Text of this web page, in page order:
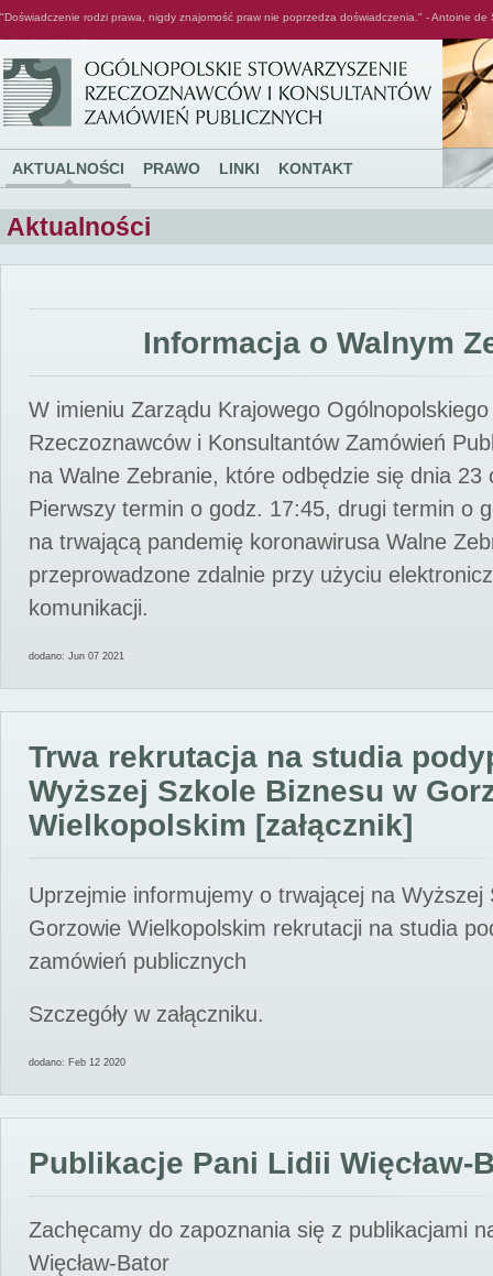
"Doświadczenie rodzi prawa, nigdy znajomość praw nie poprzedza doświadczenia." - Antoine de
AKTUALNOŚCI PRAWO LINKI KONTAKT
Aktualności
Informacja o Walnym
W imieniu Zarządu Krajowego
Rzeczoznawców i Konsultantów Zamówień
na Walne Zebranie, które odbędzie się dnia 23
Pierwszy termin o godz. 17:45, drugi termin o
na trwającą pandemię koronawirusa Walne
przeprowadzone zdalnie przy użyciu
komunikacji.
dodano: Jun 07 2021
Trwa rekrutacja na studia
Wyższej Szkole Biznesu w
Wielkopolskim [załącznik]
Uprzejmie informujemy o trwającej na Wyższej
Gorzowie Wielkopolskim rekrutacji na studia
zamówień publicznych
Szczegóły w załączniku.
dodano: Feb 12 2020
Publikacje Pani Lidii Więcław-
Zachęcamy do zapoznania się z publikacjami
Więcław-Bator